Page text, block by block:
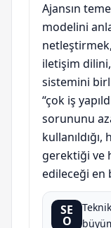
Ajansın
modelini
netleştirmek,
iletişim dilini,
sistemini
“çok iş
sorununu
gerektiği ve
edileceği en
SE
O